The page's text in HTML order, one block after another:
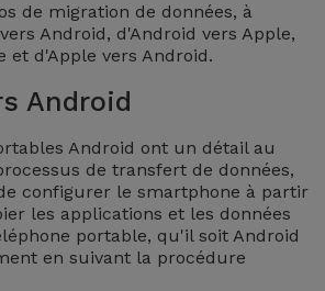
de migration de données, à
Android, d'Android vers Apple,
et d'Apple vers Android.
Android
Android ont un détail au
de transfert de données,
configurer le smartphone à partir
les applications et les données
portable, qu'il soit Android
en suivant la procédure